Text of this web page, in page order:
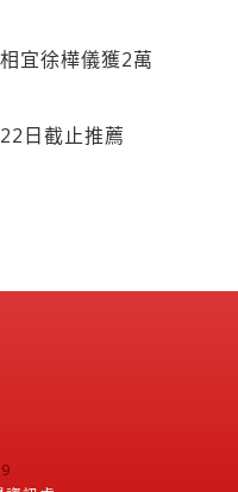
宜徐樺儀獲2萬
日截止推薦